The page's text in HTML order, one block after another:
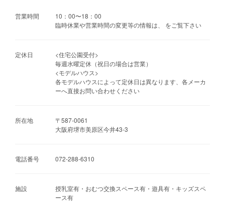
営業時間
10：00〜18：00
臨時休業や営業時間の変更等の情報は、 をご覧下さい
定休日
<住宅公園受付>
毎週水曜定休（祝日の場合は営業）
<モデルハウス>
各モデルハウスによって定休日は異なります、各メーカ
ーへ直接お問い合わせください
所在地
〒587-0061
大阪府堺市美原区今井43-3
電話番号 072-288-6310
施設
授乳室有・おむつ交換スペース有・遊具有・キッズスペ
ース有